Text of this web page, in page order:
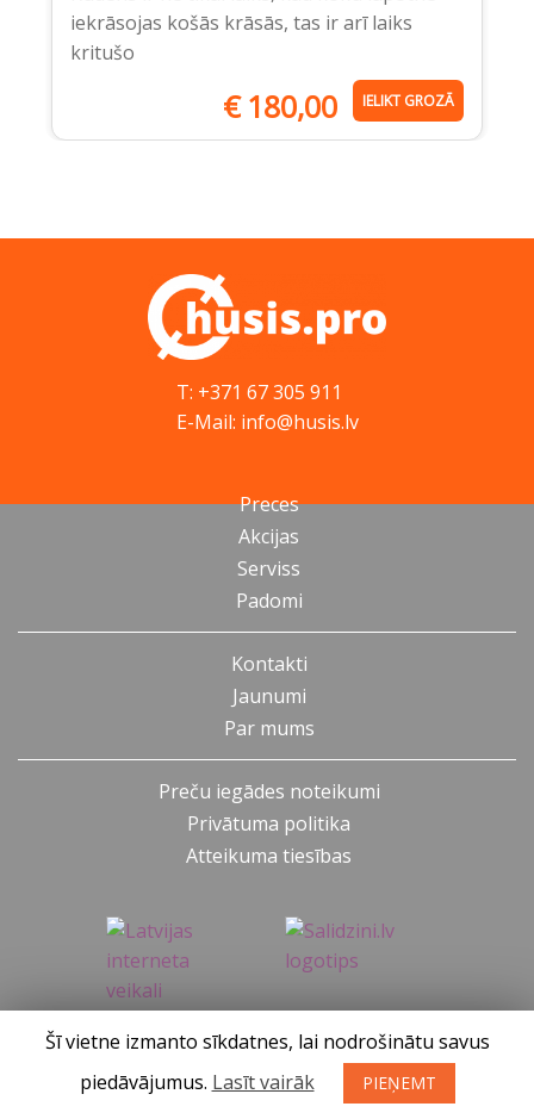
iekrāsojas košās krāsās, tas ir arī laiks
kritušo
€180,00 IELIKT GROZĀ
T: +371 67 305 911
E-Mail: info@husis.lv
Preces
Akcijas
Serviss
Padomi
Kontakti
Jaunumi
Par mums
Preču iegādes noteikumi
Privātuma politika
Atteikuma tiesības
SIA KONGS @ 2019
Izstrādātājs ces.lv
Šī vietne izmanto sīkdatnes, lai nodrošinātu savus
piedāvājumus. Lasīt vairāk PIEŅEMT